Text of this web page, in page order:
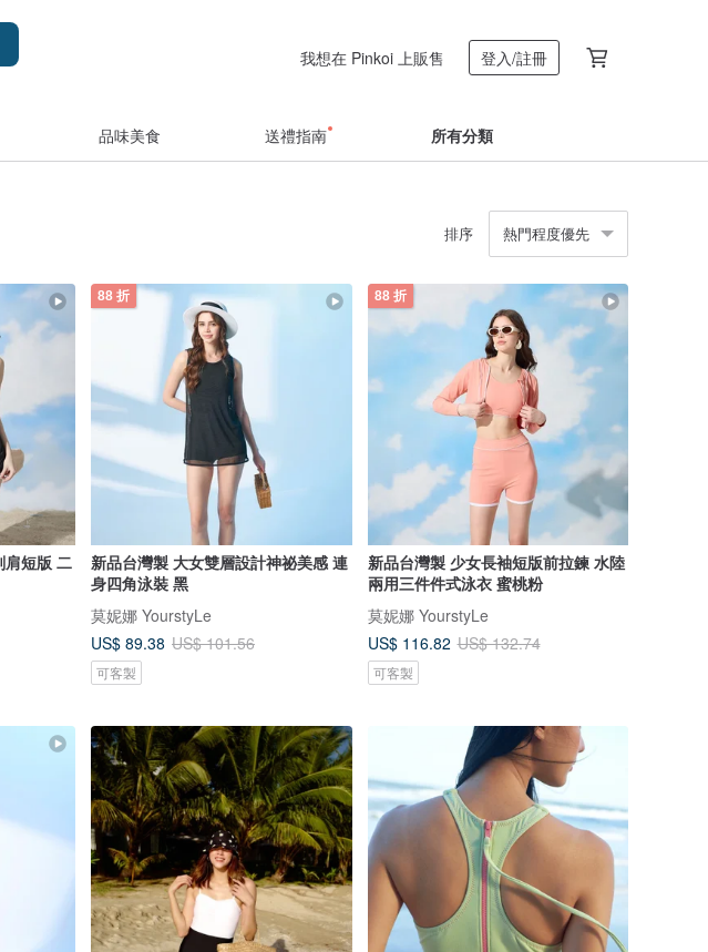
我想在 Pinkoi 上販售 登入/註冊
品味美食 送禮指南 所有分類
排序 熱門程度優先
肩短版 二
88 折
新品台灣製 大女雙層設計神祕美感 連
身四角泳裝 黑
莫妮娜 YourstyLe
US$ 89.38 US$ 101.56
可客製
88 折
新品台灣製 少女長袖短版前拉鍊 水陸
兩用三件件式泳衣 蜜桃粉
莫妮娜 YourstyLe
US$ 116.82 US$ 132.74
可客製